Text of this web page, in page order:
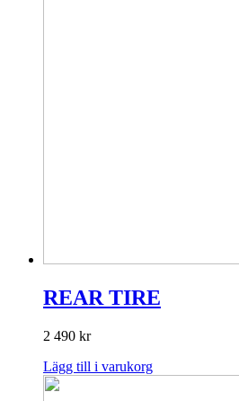
REAR TIRE
2 490 kr
Lägg till i varukorg